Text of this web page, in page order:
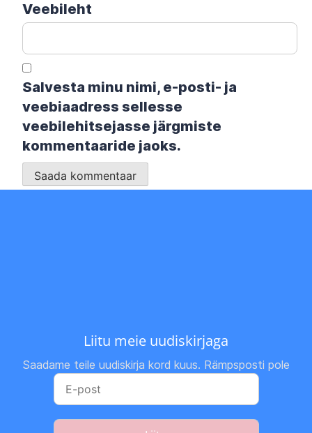
Veebileht
Salvesta minu nimi, e-posti- ja
veebiaadress sellesse
veebilehitsejasse järgmiste
kommentaaride jaoks.
Liitu meie uudiskirjaga
Saadame teile uudiskirja kord kuus. Rämpsposti pole